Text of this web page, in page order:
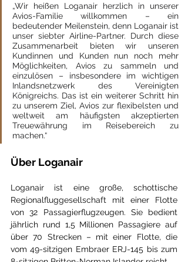
„Wir heißen Loganair herzlich in unserer
Avios-Familie willkommen – ein
bedeutender Meilenstein, denn Loganair ist
unser siebter Airline-Partner. Durch diese
Zusammenarbeit bieten wir unseren
Kundinnen und Kunden nun noch mehr
Möglichkeiten, Avios zu sammeln und
einzulösen – insbesondere im wichtigen
Inlandsnetzwerk des Vereinigten
Königreichs. Das ist ein weiterer Schritt hin
zu unserem Ziel, Avios zur flexibelsten und
weltweit am häufigsten akzeptierten
Treuewährung im Reisebereich zu
machen.“
Über Loganair
Loganair ist eine große, schottische
Regionalfluggesellschaft mit einer Flotte
von 32 Passagierflugzeugen. Sie bedient
jährlich rund 1,5 Millionen Passagiere auf
über 70 Strecken – mit einer Flotte, die
vom 49-sitzigen Embraer ERJ-145 bis zum